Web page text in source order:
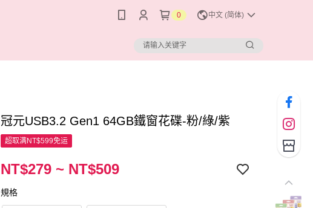
0 中文 (简体)
冠元USB3.2 Gen1 64GB鐵窗花碟-粉/綠/紫
超取满NT$599免运
NT$279 ~ NT$509
規格